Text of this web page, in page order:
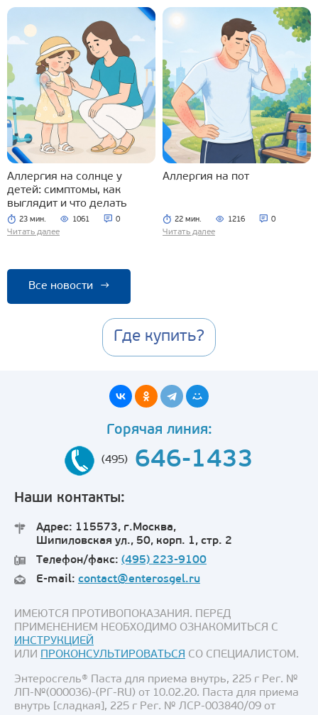
Аллергия на солнце у
детей: симптомы, как
выглядит и что делать
23 мин. 1061 0
Читать далее
Аллергия на пот
22 мин. 1216 0
Читать далее
Все новости →
Где купить?
Горячая линия:
(495) 646-1433
Наши контакты:
Адрес: 115573, г.Москва,
Шипиловская ул., 50, корп. 1, стр. 2
Телефон/факс: (495) 223-9100
E-mail: contact@enterosgel.ru
ИМЕЮТСЯ ПРОТИВОПОКАЗАНИЯ. ПЕРЕД
ПРИМЕНЕНИЕМ НЕОБХОДИМО ОЗНАКОМИТЬСЯ С
ИНСТРУКЦИЕЙ
ИЛИ ПРОКОНСУЛЬТИРОВАТЬСЯ СО СПЕЦИАЛИСТОМ.
Энтеросгель® Паста для приема внутрь, 225 г Рег. №
ЛП-№(000036)-(РГ-RU) от 10.02.20. Паста для приема
внутрь [сладкая], 225 г Рег. № ЛСР-003840/09 от